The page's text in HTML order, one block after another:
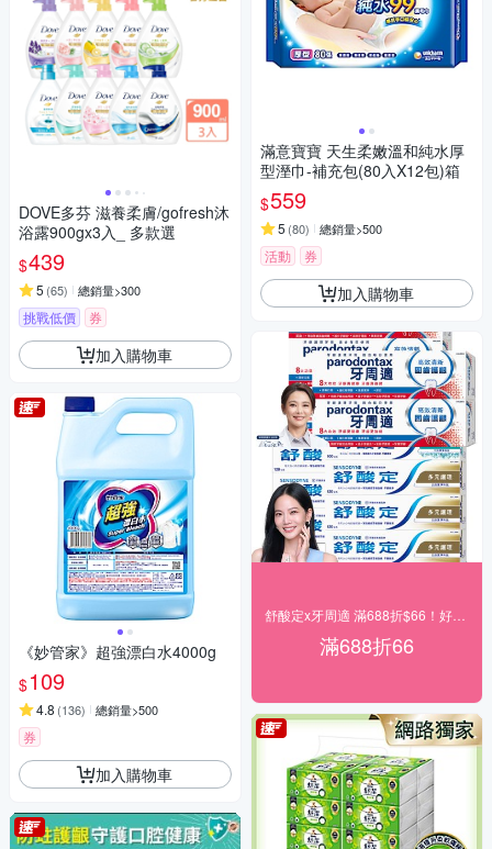
DOVE多芬 滋養柔膚/gofresh沐
浴露900gx3入_ 多款選
$439
5 (65) 總銷量>300
挑戰低價 券
加入購物車
《妙管家》超強漂白水4000g
$109
4.8 (136) 總銷量>500
券
加入購物車
滿意寶寶 天生柔嫩溫和純水厚
型溼巾-補充包(80入X12包)箱
$559
5 (80) 總銷量>500
活動 券
加入購物車
滿688折66